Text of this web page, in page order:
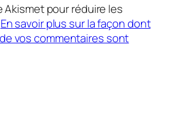
Akismet pour réduire les
En savoir plus sur la façon dont
vos commentaires sont